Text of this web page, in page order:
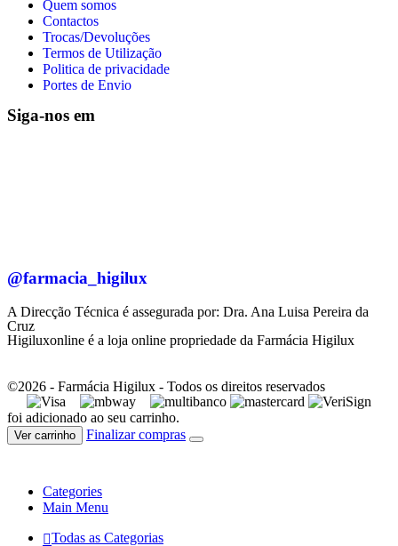
Quem somos
Contactos
Trocas/Devoluções
Termos de Utilização
Politica de privacidade
Portes de Envio
Siga-nos em
@farmacia_higilux
A Direcção Técnica é assegurada por: Dra. Ana Luisa Pereira da
Cruz
Higiluxonline é a loja online propriedade da Farmácia Higilux
©2026 - Farmácia Higilux - Todos os direitos reservados
foi adicionado ao seu carrinho.
Ver carrinho Finalizar compras
Categories
Main Menu
Todas as Categorias